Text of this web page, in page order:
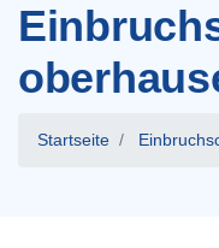
Startseite